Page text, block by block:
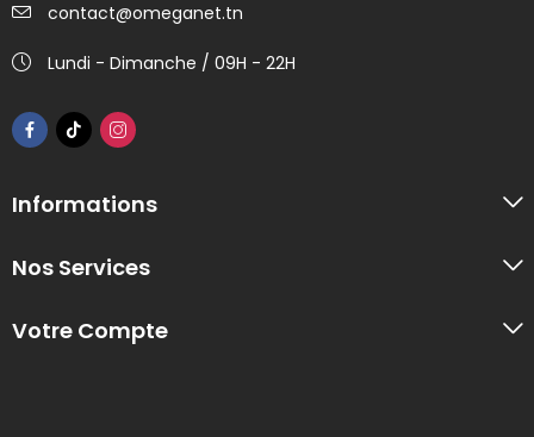
contact@omeganet.tn
Lundi - Dimanche / 09H - 22H
Informations
Nos Services
Votre Compte